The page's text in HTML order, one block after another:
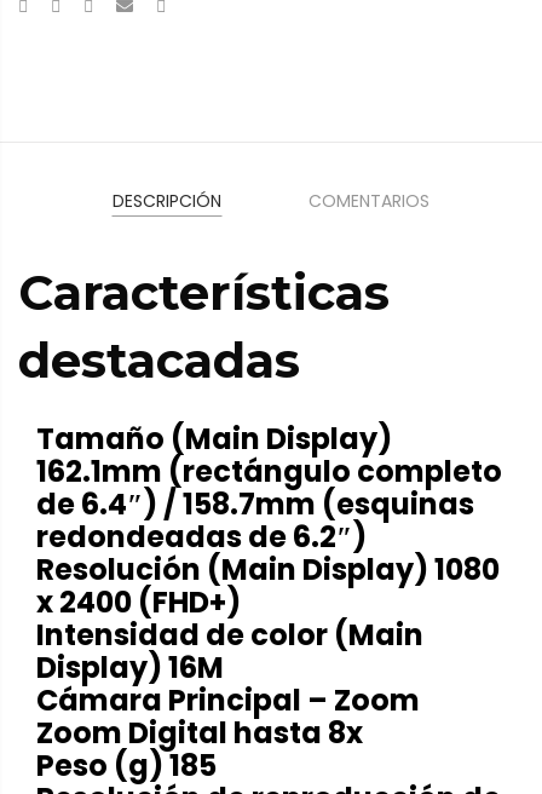
DESCRIPCIÓN COMENTARIOS
Características
destacadas
Tamaño (Main Display)
162.1mm (rectángulo completo
de 6.4″) / 158.7mm (esquinas
redondeadas de 6.2″)
Resolución (Main Display) 1080
x 2400 (FHD+)
Intensidad de color (Main
Display) 16M
Cámara Principal – Zoom
Zoom Digital hasta 8x
Peso (g) 185